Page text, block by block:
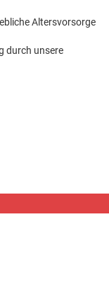
Altersvorsorge
durch unsere